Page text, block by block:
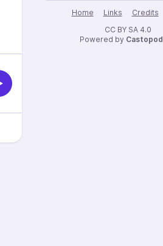
Home Links Credits
CC BY SA 4.0
Powered by Castopod